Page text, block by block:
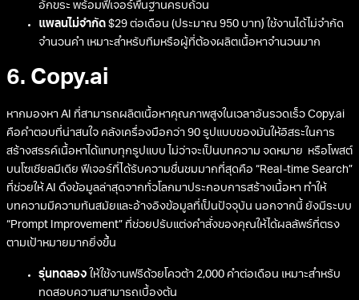
อักขระ พร้อมฟีเจอร์พื้นฐานครบถ้วน
แพลนไม่จำกัด $29 ต่อเดือน (ประมาณ 950 บาท) ใช้งานได้ไม่จำกัด
จำนวนคำ เหมาะสำหรับทีมหรือผู้ที่ต้องผลิตเนื้อหาจำนวนมาก
6. Copy.ai
หากมองหา AI ที่สามารถผลิตเนื้อหาคุณภาพสูงในเวลาอันรวดเร็ว Copy.ai
คือคำตอบที่น่าสนใจ คลังเครื่องมือกว่า 90 รูปแบบของมันให้อิสระในการ
สร้างสรรค์เนื้อหาได้แทบทุกรูปแบบ ไม่ว่าจะเป็นบทความ จดหมาย หรือโพสต์
บนโซเชียลมีเดีย ฟีเจอร์ที่ได้รับความชื่นชมมากที่สุดคือ “Real-time Search”
ที่ช่วยให้ AI ดึงข้อมูลล่าสุดจากทั่วโลกมาประกอบการสร้างเนื้อหา ทำให้
บทความมีความทันสมัยและอ้างอิงข้อมูลที่เป็นปัจจุบัน นอกจากนี้ ยังมีระบบ
“Prompt Improvement” ที่ช่วยปรับแต่งคำสั่งของคุณให้ได้ผลลัพธ์ที่ตรง
ตามเป้าหมายมากยิ่งขึ้น
รุ่นทดลอง ให้ใช้งานฟรีด้วยโควต้า 2,000 คำต่อเดือน เหมาะสำหรับ
ทดสอบความสามารถเบื้องต้น